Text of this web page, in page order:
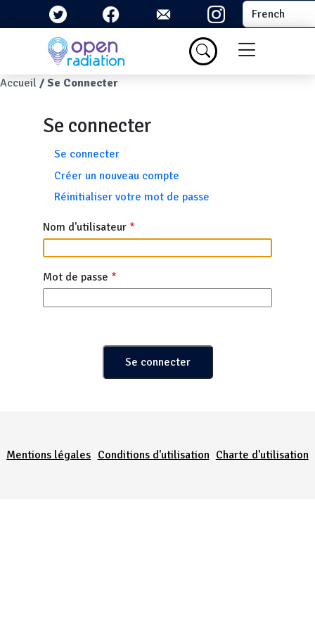
Aller au contenu principal Select your
Menu du
Fil d'Ariane
Accueil Se Connecter
Se connecter
Onglets principaux
Se connecter
Créer un nouveau compte
Réinitialiser votre mot de passe
Nom d'utilisateur
Mot de passe
Mentions légales Conditions d'utilisation Charte d'utilisation